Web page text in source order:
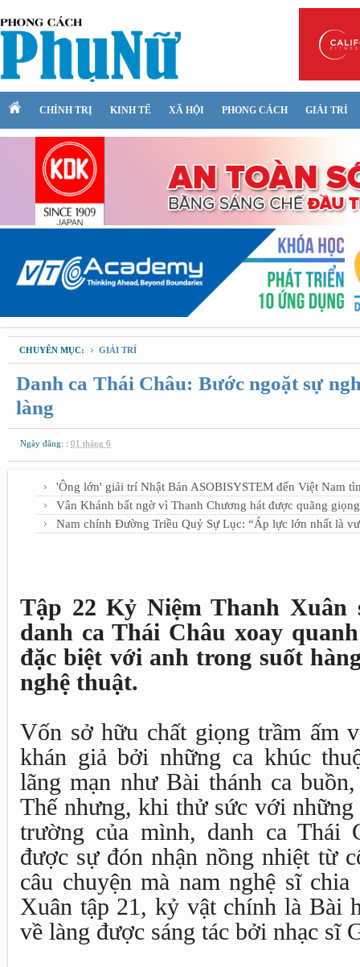
CHÍNH TRỊ KINH TẾ XÃ HỘI PHONG CÁCH GIẢI TRÍ
CHUYÊN MỤC: GIẢI TRÍ
Danh ca Thái Châu: Bước ngoặt sự
làng
Ngày đăng: : 01 tháng 6
'Ông lớn' giải trí Nhật Bản ASOBISYSTEM đến Việt Nam
Vân Khánh bất ngờ vì Thanh Chương hát được quãng
Nam chính Đường Triều Quỷ Sự Lục: “Áp lực lớn nhất là
Tập 22 Kỷ Niệm Thanh Xuân
danh ca Thái Châu xoay
đặc biệt với anh trong suốt
nghệ thuật.
Vốn sở hữu chất giọng trầm ấm
khán giả bởi những ca khúc
lãng mạn như Bài thánh ca
Thế nhưng, khi thử sức với
trường của mình, danh ca Thái
được sự đón nhận nồng nhiệt từ
câu chuyện mà nam nghệ sĩ
Xuân tập 21, kỷ vật chính là Bài
về làng được sáng tác bởi nhạc sĩ